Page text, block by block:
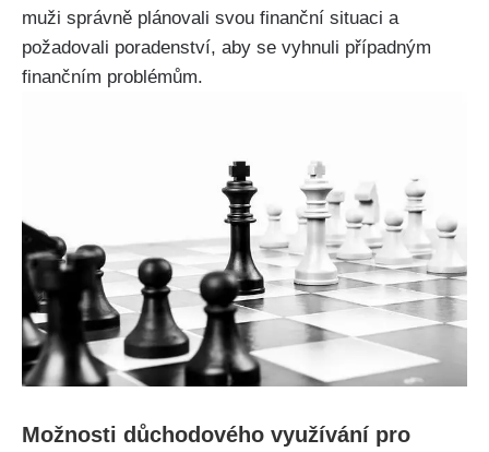
muži správně plánovali svou finanční situaci a
požadovali poradenství, aby se vyhnuli případným
finančním problémům.
Možnosti důchodového využívání pro